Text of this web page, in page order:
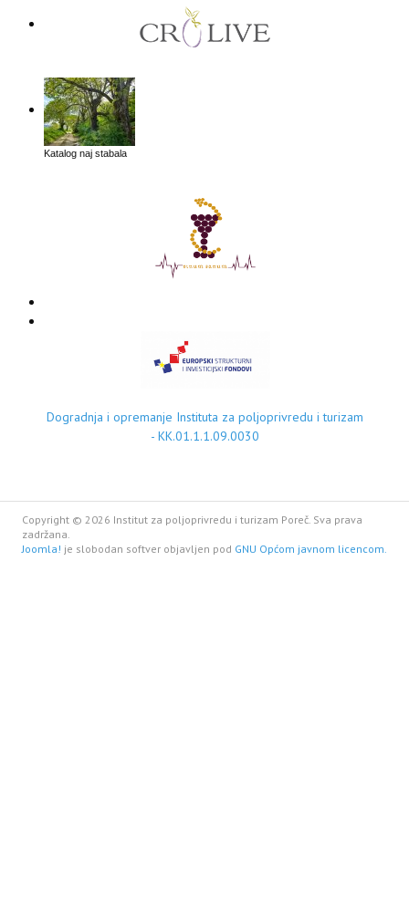
Katalog naj stabala
Dogradnja i opremanje Instituta za poljoprivredu i turizam
- KK.01.1.1.09.0030
Copyright © 2026 Institut za poljoprivredu i turizam Poreč. Sva prava
zadržana.
Joomla! je slobodan softver objavljen pod GNU Općom javnom licencom.